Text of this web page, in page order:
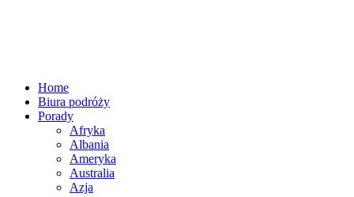
Home
Biura podróży
Porady
Afryka
Albania
Ameryka
Australia
Azja